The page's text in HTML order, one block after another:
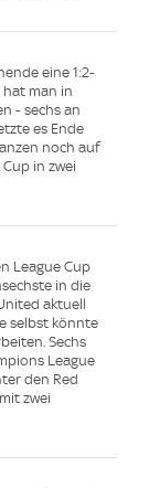
eine 1:2-
hat man in
- sechs an
es Ende
noch auf
in zwei
League Cup
in die
aktuell
selbst könnte
Sechs
League
den Red
zwei